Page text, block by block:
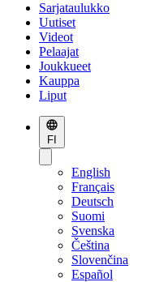
Sarjataulukko
Uutiset
Videot
Pelaajat
Joukkueet
Kauppa
Liput
FI
English
Français
Deutsch
Suomi
Svenska
Čeština
Slovenčina
Español